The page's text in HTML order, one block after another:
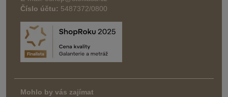
Číslo účtu: 5487372/0800
Mohlo by vás zajímat